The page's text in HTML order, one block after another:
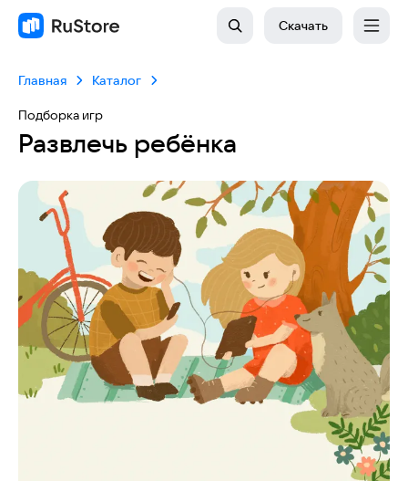
Скачать
Главная Каталог
Подборка игр
Развлечь ребёнка